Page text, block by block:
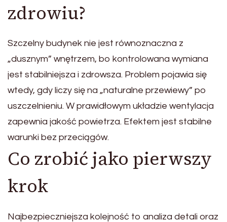
zdrowiu?
Szczelny budynek nie jest równoznaczna z
„dusznym” wnętrzem, bo kontrolowana wymiana
jest stabilniejsza i zdrowsza. Problem pojawia się
wtedy, gdy liczy się na „naturalne przewiewy” po
uszczelnieniu. W prawidłowym układzie wentylacja
zapewnia jakość powietrza. Efektem jest stabilne
warunki bez przeciągów.
Co zrobić jako pierwszy
krok
Najbezpieczniejsza kolejność to analiza detali oraz